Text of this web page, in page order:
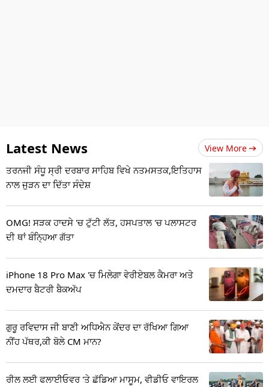
Latest News View More
ਤਰਨਜੀ ਸੰਧੂ ਸ੍ਰੀ ਦਰਬਾਰ ਸਾਹਿਬ ਵਿਖੇ ਨਤਮਸਤਕ,ਇਤਿਹਾਸ
ਨਾਲ ਜੁੜਨ ਦਾ ਦਿੱਤਾ ਸੰਦੇਸ਼
OMG! ਸੜਕ ਹਾਦਸੇ 'ਚ ਟੁੱਟੀ ਲੱਤ, ਹਸਪਤਾਲ 'ਚ ਪਲਾਸਟਰ
ਦੀ ਥਾਂ ਬੰਨ੍ਹਿਆ ਗੱਤਾ
iPhone 18 Pro Max 'ਚ ਮਿਲੇਗਾ ਵੇਰੀਏਬਲ ਕੈਮਰਾ ਅਤੇ
ਦਮਦਾਰ ਬੈਟਰੀ ਬੈਕਅੱਪ
ਗੁਰੂ ਰਵਿਦਾਸ ਜੀ ਬਾਣੀ ਅਧਿਐਨ ਕੇਂਦਰ ਦਾ ਰੱਖਿਆ ਗਿਆ
ਨੀਂਹ ਪੱਥਰ,ਕੀ ਬੋਲੇ CM ਮਾਨ?
ਰੀਲ ਲਈ ਫਲਾਈਓਵਰ 'ਤੇ ਛੱਡਿਆ ਮਾਸੂਮ, ਵੀਡੀਓ ਵਾਇਰਲ